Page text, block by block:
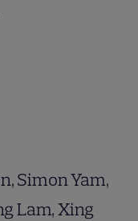
Simon Yam,
Lam, Xing